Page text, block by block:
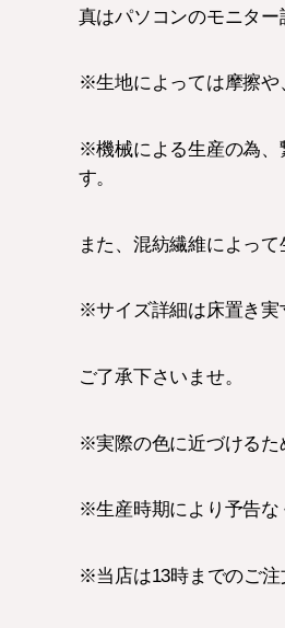
真はパソコンのモニタ
※生地によっては摩擦や
※機械による生産の為、
す。
また、混紡繊維によっ
※サイズ詳細は床置き実
ご了承下さいませ。
※実際の色に近づけるた
※生産時期により予告な
※当店は13時までのご注